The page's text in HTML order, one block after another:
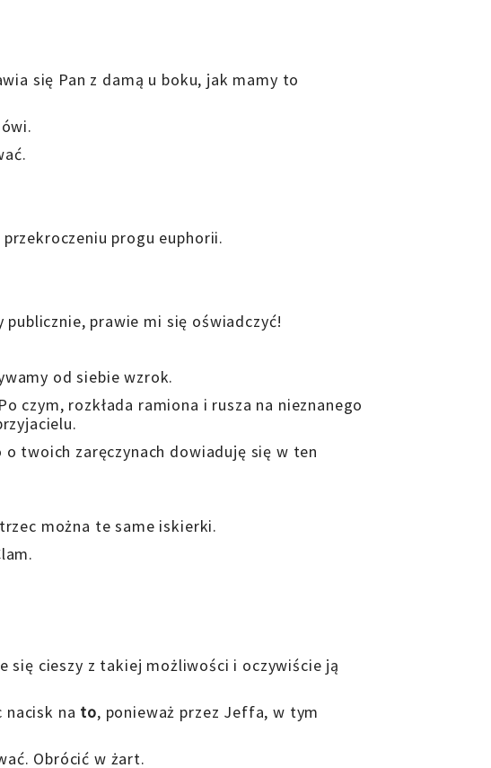
się Pan z damą u boku, jak mamy to
progu euphorii.
publicznie, prawie mi się oświadczyć!
od siebie wzrok.
czym, rozkłada ramiona i rusza na nieznanego
twoich zaręczynach dowiaduję się w ten
można te same iskierki.
się cieszy z takiej możliwości i oczywiście ją
nacisk na to, ponieważ przez Jeffa, w tym
Obrócić w żart.